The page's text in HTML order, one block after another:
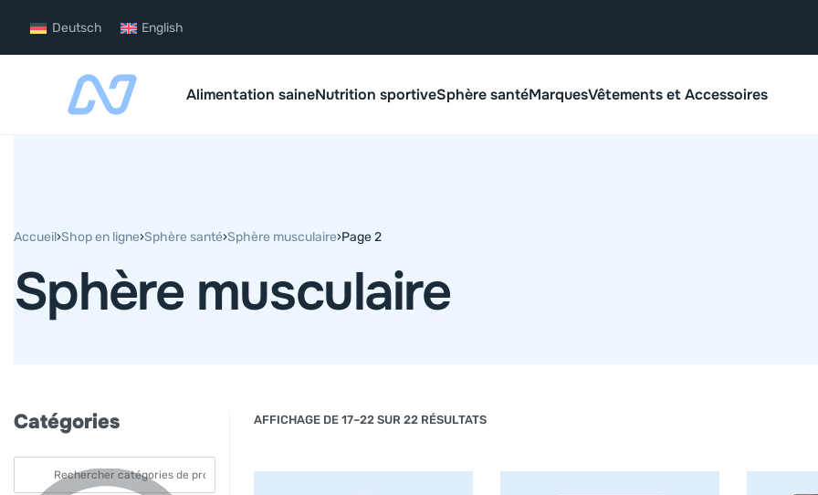
Deutsch English
Alimentation saineNutrition sportiveSphère santéMarquesVêtements et Accessoires
Accueil›Shop en ligne›Sphère santé›Sphère musculaire›Page 2
Sphère musculaire
Catégories AFFICHAGE DE 17–22 SUR 22 RÉSULTATS